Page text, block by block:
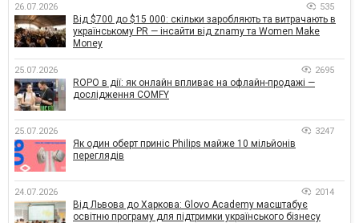
26.07.2026 535
Від $700 до $15 000: скільки заробляють та витрачають в
українському PR — інсайти від znamy та Women Make
Money
25.07.2026 2695
ROPO в дії: як онлайн впливає на офлайн-продажі —
дослідження COMFY
25.07.2026 3247
Як один оберт приніс Philips майже 10 мільйонів
переглядів
24.07.2026 2014
Від Львова до Харкова: Glovo Academy масштабує
освітню програму для підтримки українського бізнесу